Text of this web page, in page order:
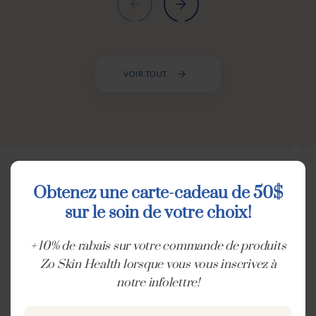
VOIR TOUT
Suivez-nous sur nos
plateformes !
Obtenez une carte-cadeau de 50$
sur le soin de votre choix!
+ 10% de rabais sur votre commande de produits
Zo Skin Health lorsque vous vous inscrivez à
notre infolettre!